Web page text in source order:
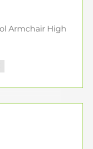
sind die
Sie bieten
geschützt ist.
und Design
Armchair High